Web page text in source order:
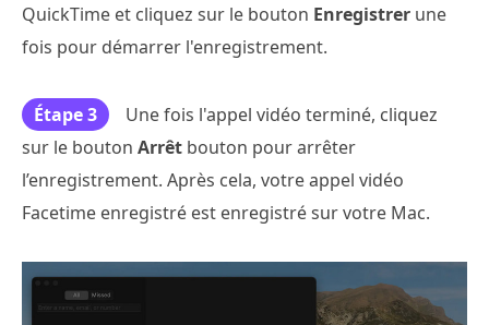
QuickTime et cliquez sur le bouton Enregistrer une
fois pour démarrer l'enregistrement.
Étape 3
Une fois l'appel vidéo terminé, cliquez
sur le bouton Arrêt bouton pour arrêter
l’enregistrement. Après cela, votre appel vidéo
Facetime enregistré est enregistré sur votre Mac.